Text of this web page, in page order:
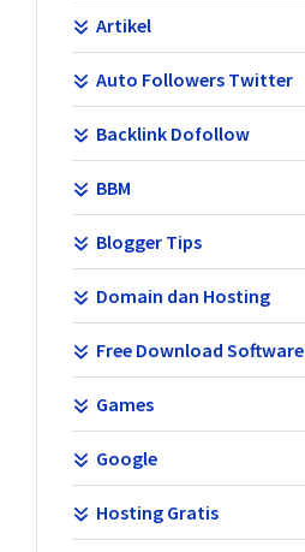
Artikel
Auto Followers Twitter
Backlink Dofollow
BBM
Blogger Tips
Domain dan Hosting
Free Download Software
Games
Google
Hosting Gratis